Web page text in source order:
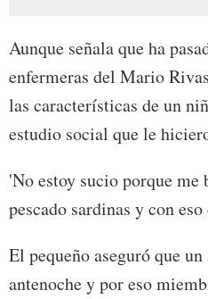
Aunque señala que ha
enfermeras del Mario
las características de un
estudio social que le
'No estoy sucio porque
pescado sardinas y con
El pequeño aseguró que
antenoche y por eso